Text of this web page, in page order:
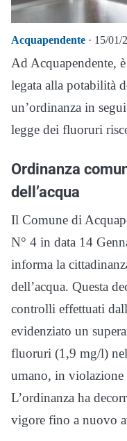
Acquapendente · 15/01/
Ad Acquapendente,
legata alla potabilità
un’ordinanza in
legge dei fluoruri
Ordinanza
dell’acqua
Il Comune di
N° 4 in data 14
informa la
dell’acqua. Questa
controlli effettuati
evidenziato un
fluoruri (1,9 mg/l)
umano, in
L’ordinanza ha
vigore fino a nuovo